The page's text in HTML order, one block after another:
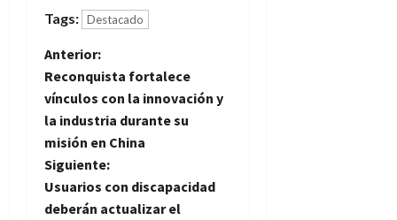
Tags: Destacado
N
a
v
e
g
Anterior:
Reconquista fortalece
vínculos con la innovación y
la industria durante su
misión en China
Siguiente:
Usuarios con discapacidad
deberán actualizar el